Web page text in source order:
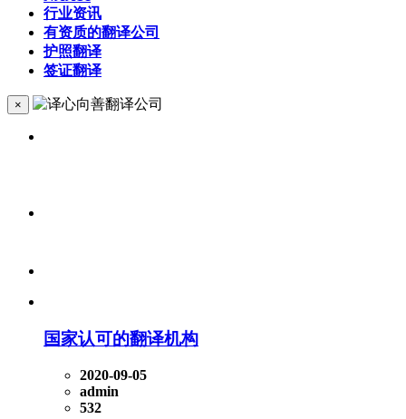
行业资讯
有资质的翻译公司
护照翻译
签证翻译
×
国家认可的翻译机构
2020-09-05
admin
532